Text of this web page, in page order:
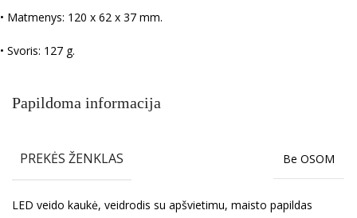
• Matmenys: 120 x 62 x 37 mm.
• Svoris: 127 g.
Papildoma informacija
PREKĖS ŽENKLAS Be OSOM
LED veido kaukė, veidrodis su apšvietimu, maisto papildas